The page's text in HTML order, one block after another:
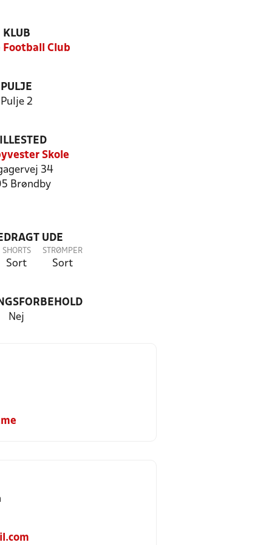
KLUB
Football Club
PULJE
Pulje 2
Skole
34
Brøndby
UDE
SHORTS
Sort
STRØMPER
Sort
Nej